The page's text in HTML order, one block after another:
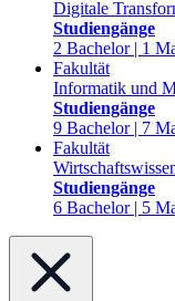
Digitale
Studiengänge
2 Bachelor | 1
Fakultät
Informatik und
Studiengänge
9 Bachelor | 7
Fakultät
Studiengänge
6 Bachelor | 5